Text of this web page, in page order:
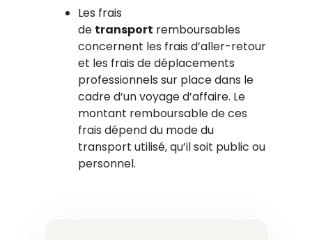
Les frais
de transport remboursables
concernent les frais d’aller-retour
et les frais de déplacements
professionnels sur place dans le
cadre d’un voyage d’affaire. Le
montant remboursable de ces
frais dépend du mode du
transport utilisé, qu’il soit public ou
personnel.